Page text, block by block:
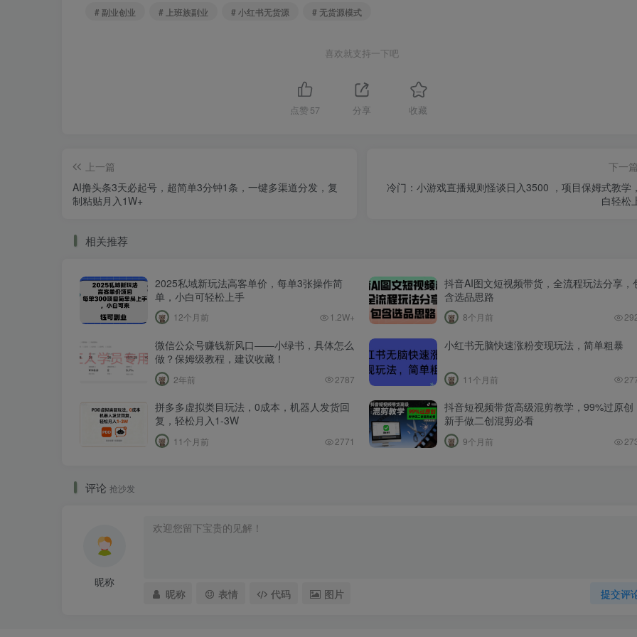
# 副业创业
# 上班族副业 # 小红书无货源 # 无货源模式
喜欢就支持一下吧
点赞 57 分享 收藏
上一篇
AI撸头条3天必起号，超简单3分钟1条，一键多渠道分发，复
制粘贴月入1W+
下一篇
冷门：小游戏直播规则怪谈日入3500 ，项目保姆式教学
白轻松
相关推荐
2025私域新玩法高客单价，每单3张操作简
单，小白可轻松上手
12个月前 1.2W+
抖音AI图文短视频带货，全流程玩法分享，
含选品思路
8个月前
微信公众号赚钱新风口——小绿书，具体怎么
做？保姆级教程，建议收藏！
2年前 2787
小红书无脑快速涨粉变现玩法，简单粗暴
11个月前
拼多多虚拟类目玩法，0成本，机器人发货回
复，轻松月入1-3W
11个月前 2771
抖音短视频带货高级混剪教学，99%过原创
新手做二创混剪必看
9个月前
评论 抢沙发
昵称
提交评
昵称 表情 代码 图片